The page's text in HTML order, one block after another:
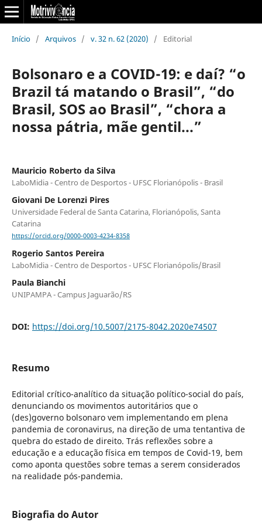
Início / Arquivos / v. 32 n. 62 (2020) / Editorial
Bolsonaro e a COVID-19: e daí? “o
Brazil tá matando o Brasil”, “do
Brasil, SOS ao Brasil”, “chora a
nossa pátria, mãe gentil...”
Mauricio Roberto da Silva
LaboMidia - Centro de Desportos - UFSC Florianópolis - Brasil
Giovani De Lorenzi Pires
Universidade Federal de Santa Catarina, Florianópolis, Santa
Catarina
https://orcid.org/0000-0003-4234-8358
Rogerio Santos Pereira
LaboMidia - Centro de Desportos - UFSC Florianópolis/Brasil
Paula Bianchi
UNIPAMPA - Campus Jaguarão/RS
DOI: https://doi.org/10.5007/2175-8042.2020e74507
Resumo
Editorial crítico-analítico da situação político-social do país,
denunciando os movimentos autoritários que o
(des)governo bolsonaro vem implementando em plena
pandemia de coronavirus, na direção de uma tentantiva de
quebra do estado de direito. Trás reflexões sobre a
educação e a educação física em tempos de Covid-19, bem
como aponta questões sobre temas a serem considerados
na realidade pós-pandemia.
Biografia do Autor